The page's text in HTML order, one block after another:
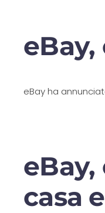
eBay,
eBay ha
eBay,
casa